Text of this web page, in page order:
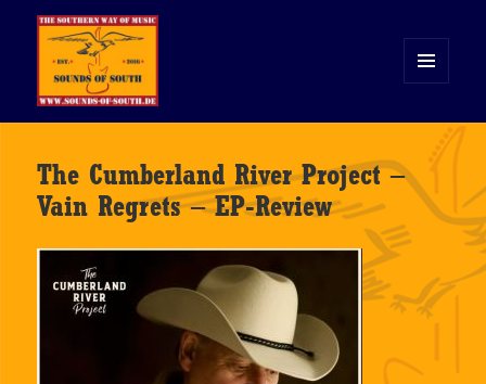
WIDGETS
The Cumberland River Project –
Vain Regrets – EP-Review